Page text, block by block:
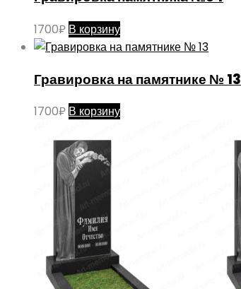
1700₽ В корзину
Гравировка на памятнике № 13
1700₽ В корзину